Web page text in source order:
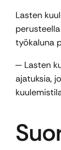
Lasten
työkaluna
─ Lasten
ajatuksia,